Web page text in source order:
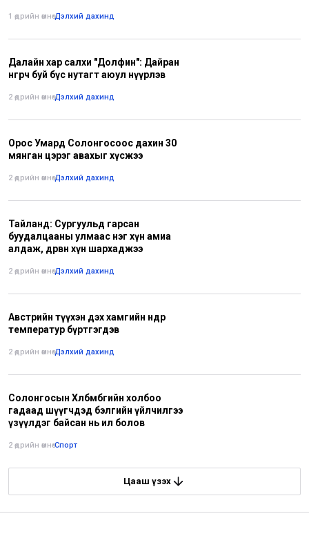
1 өдрийн өмнө•Дэлхий дахинд
Далайн хар салхи "Долфин": Дайран
өнгөрч буй бүс нутагт аюул нүүрлэв
2 өдрийн өмнө•Дэлхий дахинд
Орос Умард Солонгосоос дахин 30
мянган цэрэг авахыг хүсжээ
2 өдрийн өмнө•Дэлхий дахинд
Тайланд: Сургуульд гарсан
буудалцааны улмаас нэг хүн амиа
алдаж, дөрвөн хүн шархаджээ
2 өдрийн өмнө•Дэлхий дахинд
Австрийн түүхэн дэх хамгийн өндөр
температур бүртгэгдэв
2 өдрийн өмнө•Дэлхий дахинд
Солонгосын Хөлбөмбөгийн холбоо
гадаад шүүгчдэд бэлгийн үйлчилгээ
үзүүлдэг байсан нь ил болов
2 өдрийн өмнө•Спорт
Цааш үзэх